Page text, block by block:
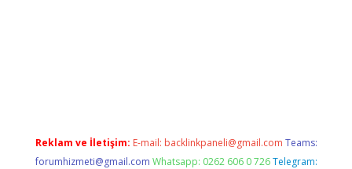
Reklam ve İletişim: E-mail: backlinkpaneli@gmail.com Teams:
forumhizmeti@gmail.com Whatsapp: 0262 606 0 726 Telegram: